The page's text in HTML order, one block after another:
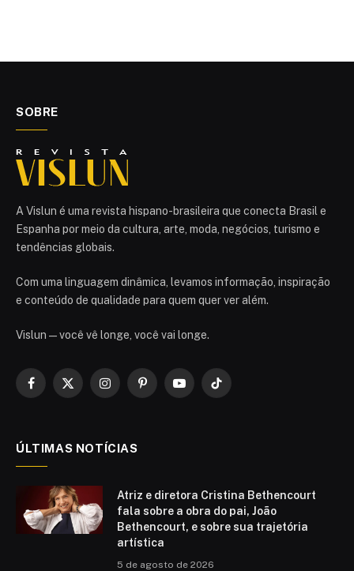
SOBRE
A Vislun é uma revista hispano-brasileira que conecta Brasil e
Espanha por meio da cultura, arte, moda, negócios, turismo e
tendências globais.
Com uma linguagem dinâmica, levamos informação, inspiração
e conteúdo de qualidade para quem quer ver além.
Vislun — você vê longe, você vai longe.
Facebook
X
InstagramPinterestYouTubeTikTok
ÚLTIMAS NOTÍCIAS
Atriz e diretora Cristina Bethencourt
fala sobre a obra do pai, João
Bethencourt, e sobre sua trajetória
artística
5 de agosto de 2026